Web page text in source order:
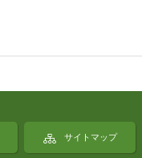
サイトマップ